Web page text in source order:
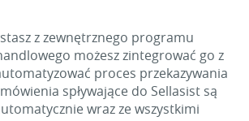
z zewnętrznego programu
możesz zintegrować go z
proces przekazywania
spływające do Sellasist są
wraz ze wszystkimi